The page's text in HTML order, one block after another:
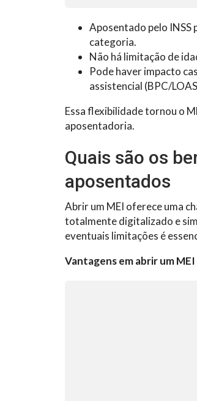
Aposentado pelo INSS
categoria.
Não há limitação de
Pode haver impacto
assistencial (BPC/
Essa flexibilidade tornou o
aposentadoria.
Quais são os
aposentados
Abrir um MEI oferece uma
totalmente digitalizado e
eventuais limitações é
Vantagens em abrir um